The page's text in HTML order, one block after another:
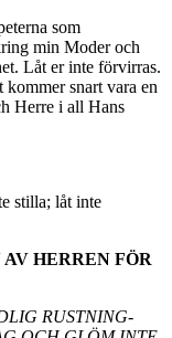
som
min Moder och
Låt er inte förvirras.
snart vara en
Herre i all Hans
stilla; låt inte
HERREN FÖR
RUSTNING-